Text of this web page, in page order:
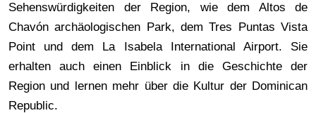
Sehenswürdigkeiten der Region, wie dem Altos de
Chavón archäologischen Park, dem Tres Puntas Vista
Point und dem La Isabela International Airport. Sie
erhalten auch einen Einblick in die Geschichte der
Region und lernen mehr über die Kultur der Dominican
Republic.